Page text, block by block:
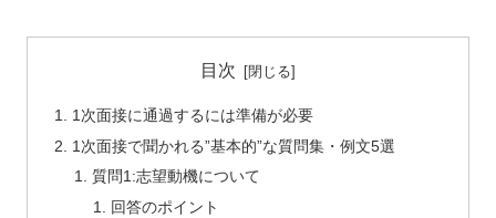
目次
1次面接に通過するには準備が必要
1次面接で聞かれる”基本的”な質問集・例文5選
質問1:志望動機について
回答のポイント